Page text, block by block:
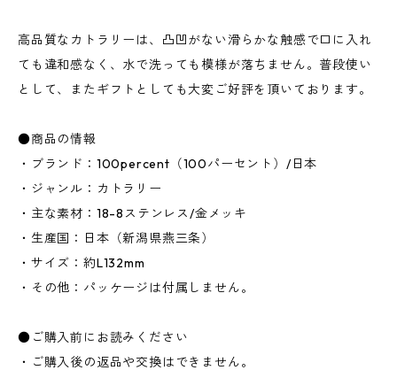
高品質なカトラリーは、凸凹がない滑らかな触感で口に入れ
ても違和感なく、水で洗っても模様が落ちません。普段使い
として、またギフトとしても大変ご好評を頂いております。
●商品の情報
・ブランド：100percent（100パーセント）/日本
・ジャンル：カトラリー
・主な素材：18-8ステンレス/金メッキ
・生産国：日本（新潟県燕三条）
・サイズ：約L132mm
・その他：パッケージは付属しません。
●ご購入前にお読みください
・ご購入後の返品や交換はできません。